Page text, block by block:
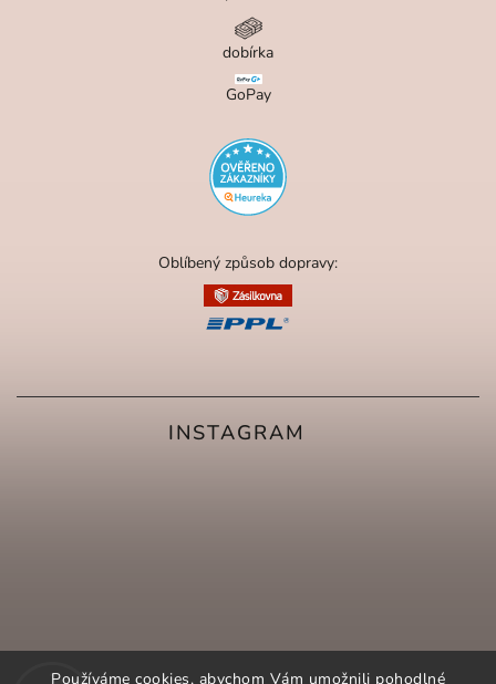
Používáme cookies, abychom Vám umožnili pohodlné
INSTAGRAM
dobírka
GoPay
Oblíbený způsob dopravy: